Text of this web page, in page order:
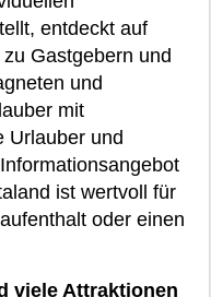
entdeckt auf
Gastgebern und
und
mit
Urlauber und
ist wertvoll für
oder einen
viele Attraktionen